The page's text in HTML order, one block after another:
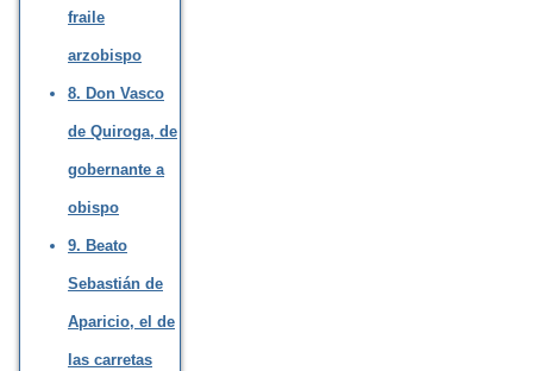
fraile
arzobispo
8. Don Vasco
de Quiroga, de
gobernante a
obispo
9. Beato
Sebastián de
Aparicio, el de
las carretas